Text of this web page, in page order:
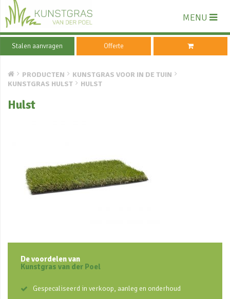
MENU
Stalen aanvragen Offerte
PRODUCTEN
KUNSTGRAS VOOR IN DE TUIN
KUNSTGRAS HULST
HULST
Hulst
De voordelen van
Kunstgras van der Poel
Gespecaliseerd in verkoop, aanleg en onderhoud